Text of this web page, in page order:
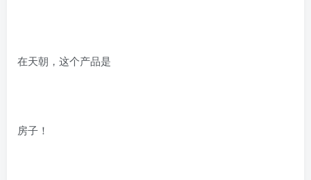
在天朝，这个产品是
房子！